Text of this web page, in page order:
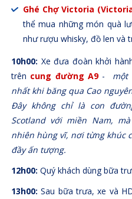
Ghé Chợ Victoria
thể mua những món quà
như rượu whisky, đồ len và
10h00: Xe đưa đoàn khởi
trên cung đường A9- một
nhất khi băng qua Cao
Đây không chỉ là con
Scotland với miền Nam,
nhiên hùng vĩ, nơi từng khúc
đầy ấn tượng.
12h00: Quý khách dùng bữa
13h00: Sau bữa trưa, xe và